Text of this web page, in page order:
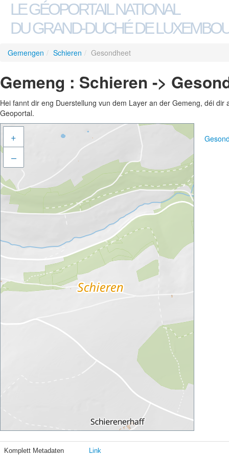
LE GÉOPORTAIL NATIONAL
DU GRAND-DUCHÉ DE
Gemengen / Schieren / Gesondheet
Gemeng : Schieren ->
Hei fannt dir eng Duerstellung vun dem Layer an der Gemeng, déi
Geoportal.
+
–
Komplett Metadaten Link